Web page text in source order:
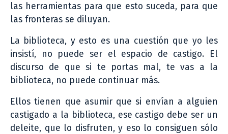
las herramientas para que esto suceda, para que
las fronteras se diluyan.
La biblioteca, y esto es una cuestión que yo les
insistí, no puede ser el espacio de castigo. El
discurso de que si te portas mal, te vas a la
biblioteca, no puede continuar más.
Ellos tienen que asumir que si envían a alguien
castigado a la biblioteca, ese castigo debe ser un
deleite, que lo disfruten, y eso lo consiguen sólo